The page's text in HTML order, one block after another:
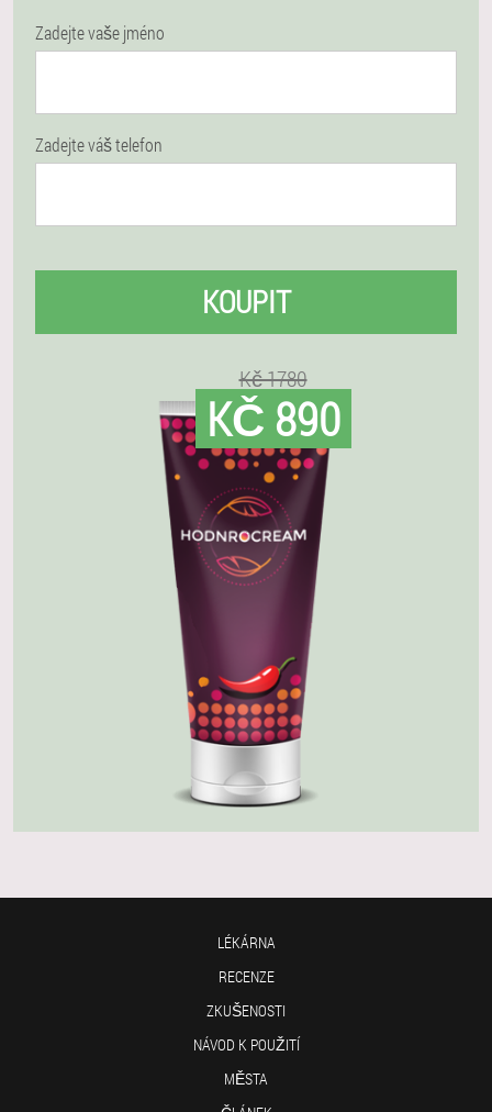
Zadejte vaše jméno
Zadejte váš telefon
KOUPIT
Kč 1780
KČ 890
LÉKÁRNA
RECENZE
ZKUŠENOSTI
NÁVOD K POUŽITÍ
MĚSTA